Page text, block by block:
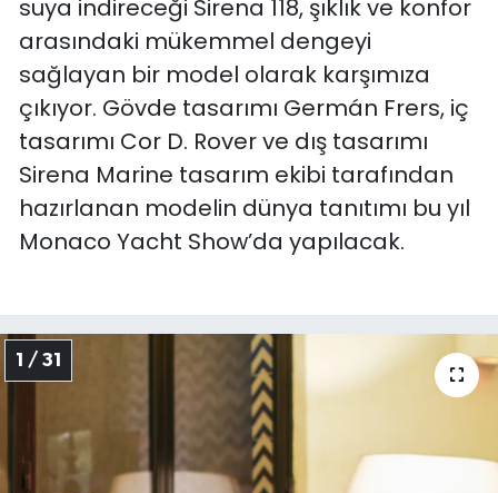
suya indireceği Sirena 118, şıklık ve konfor
arasındaki mükemmel dengeyi
sağlayan bir model olarak karşımıza
çıkıyor. Gövde tasarımı Germán Frers, iç
tasarımı Cor D. Rover ve dış tasarımı
Sirena Marine tasarım ekibi tarafından
hazırlanan modelin dünya tanıtımı bu yıl
Monaco Yacht Show’da yapılacak.
1 / 31